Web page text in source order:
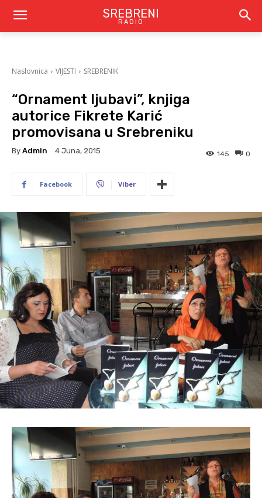
SREBRENI
RADIO
Naslovnica VIJESTI SREBRENIK
“Ornament ljubavi”, knjiga
autorice Fikrete Karić
promovisana u Srebreniku
By Admin 4 Juna, 2015 0
145
Facebook Viber